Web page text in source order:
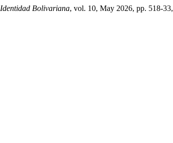
Identidad Bolivariana, vol. 10, May 2026, pp. 518-33,